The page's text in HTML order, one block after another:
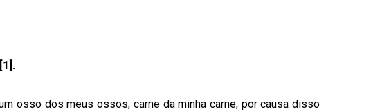
osso dos meus ossos, carne da minha carne, por causa disso